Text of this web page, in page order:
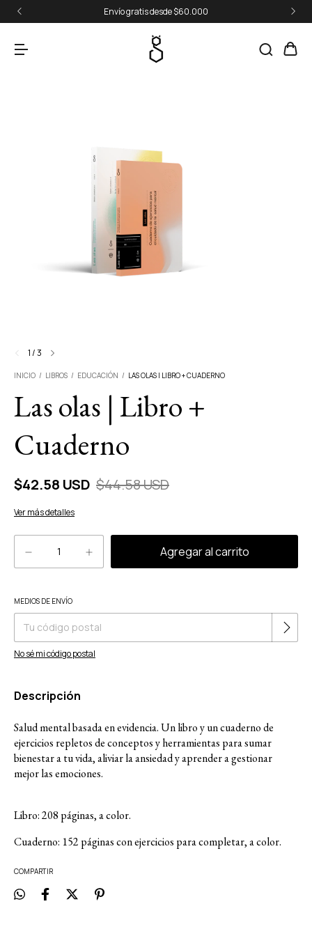
Envío gratis desde $60.000
1/3
INICIO / LIBROS / EDUCACIÓN / LAS OLAS | LIBRO + CUADERNO
Las olas | Libro +
Cuaderno
$42.58 USD $44.58 USD
Ver más detalles
Entregas para el CP:
MEDIOS DE ENVÍO
No sé mi código postal
Descripción
Salud mental basada en evidencia. Un libro y un cuaderno de
ejercicios repletos de conceptos y herramientas para sumar
bienestar a tu vida, aliviar la ansiedad y aprender a gestionar
mejor las emociones.
Libro: 208 páginas, a color.
Cuaderno: 152 páginas con ejercicios para completar, a color.
COMPARTIR